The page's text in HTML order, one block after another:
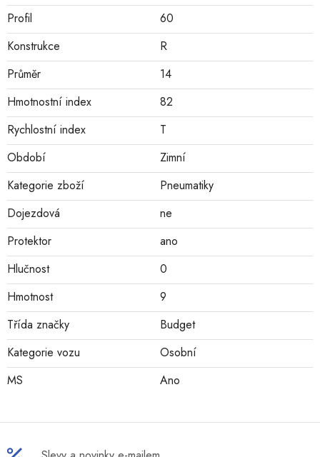
Profil
60
Konstrukce
R
Průměr
14
Hmotnostní index
82
Rychlostní index
T
Období
Zimní
Kategorie zboží
Pneumatiky
Dojezdová
ne
Protektor
ano
Hlučnost
0
Hmotnost
9
Třída značky
Budget
Kategorie vozu
Osobní
MS
Ano